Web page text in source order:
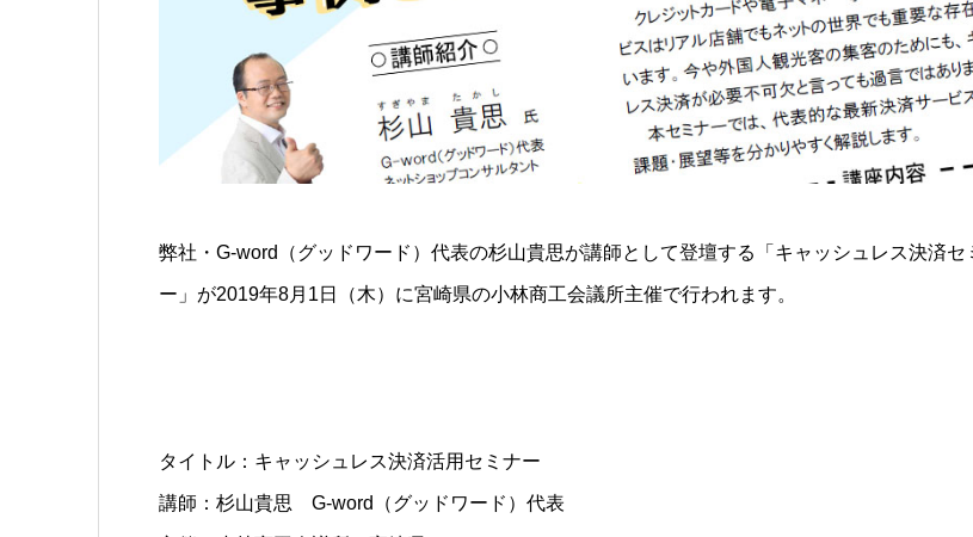
弊社・G-word（グッドワード）代表の杉山貴思が講師として登壇する「キャッシュレス決済セ
ー」が2019年8月1日（木）に宮崎県の小林商工会議所主催で行われます。
タイトル：キャッシュレス決済活用セミナー
講師：杉山貴思 G-word（グッドワード）代表